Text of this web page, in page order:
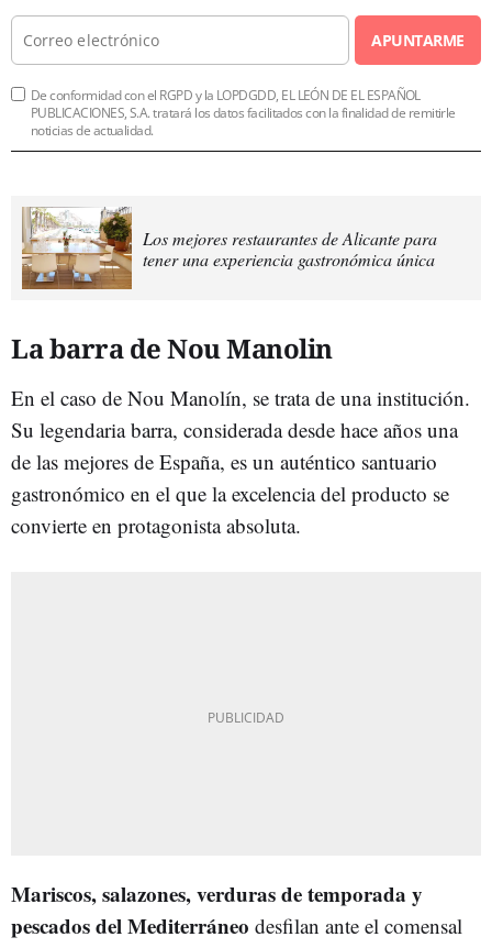
APUNTARME
De conformidad con el RGPD y la LOPDGDD, EL LEÓN DE EL ESPAÑOL
PUBLICACIONES, S.A. tratará los datos facilitados con la finalidad de remitirle
noticias de actualidad.
Los mejores restaurantes de Alicante para
tener una experiencia gastronómica única
La barra de Nou Manolin
En el caso de Nou Manolín, se trata de una institución.
Su legendaria barra, considerada desde hace años una
de las mejores de España, es un auténtico santuario
gastronómico en el que la excelencia del producto se
convierte en protagonista absoluta.
Mariscos, salazones, verduras de temporada y
pescados del Mediterráneo desfilan ante el comensal